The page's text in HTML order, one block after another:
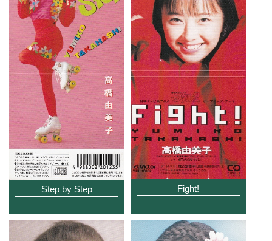
Step by Step Fight!